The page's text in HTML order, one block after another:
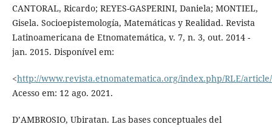
CANTORAL, Ricardo; REYES-GASPERINI, Daniela; MONTIEL,
Gisela. Socioepistemología, Matemáticas y Realidad. Revista
Latinoamericana de Etnomatemática, v. 7, n. 3, out. 2014 -
jan. 2015. Disponível em:
<http://www.revista.etnomatematica.org/index.php/RLE/
Acesso em: 12 ago. 2021.
D’AMBROSIO, Ubiratan. Las bases conceptuales del